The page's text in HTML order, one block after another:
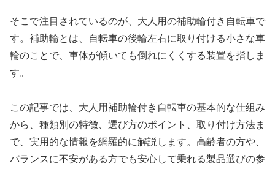
そこで注目されているのが、大人用の補助輪付き自転車で
す。補助輪とは、自転車の後輪左右に取り付ける小さな車
輪のことで、車体が傾いても倒れにくくする装置を指しま
す。
この記事では、大人用補助輪付き自転車の基本的な仕組み
から、種類別の特徴、選び方のポイント、取り付け方法ま
で、実用的な情報を網羅的に解説します。高齢者の方や、
バランスに不安がある方でも安心して乗れる製品選びの参